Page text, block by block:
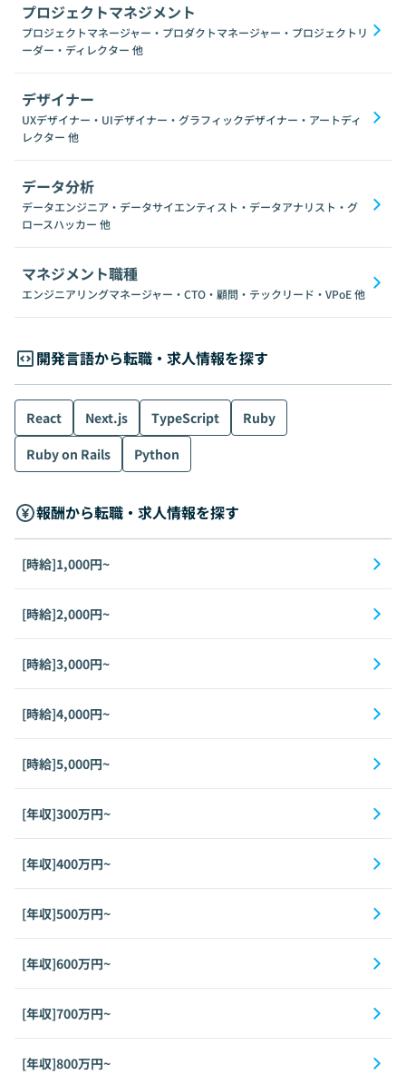
プロジェクトマネジメント
プロジェクトマネージャー・プロダクトマネージャー・プロジェクトリ
ーダー・ディレクター 他
デザイナー
UXデザイナー・UIデザイナー・グラフィックデザイナー・アートディ
レクター 他
データ分析
データエンジニア・データサイエンティスト・データアナリスト・グ
ロースハッカー 他
マネジメント職種
エンジニアリングマネージャー・CTO・顧問・テックリード・VPoE他
開発言語から転職・求人情報を探す
React Next.js TypeScript
Ruby
Ruby on Rails
Python
報酬から転職・求人情報を探す
[時給]1,000円~
[時給]2,000円~
[時給]3,000円~
[時給]4,000円~
[時給]5,000円~
[年収]300万円~
[年収]400万円~
[年収]500万円~
[年収]600万円~
[年収]700万円~
[年収]800万円~